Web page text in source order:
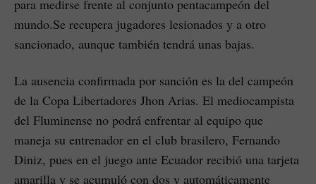
para medirse frente al conjunto pentacampeón del
mundo.Se recupera jugadores lesionados y a otro
sancionado, aunque también tendrá unas bajas.
La ausencia confirmada por sanción es la del campeón
de la Copa Libertadores Jhon Arias. El mediocampista
del Fluminense no podrá enfrentar al equipo que
maneja su entrenador en el club brasilero, Fernando
Diniz, pues en el juego ante Ecuador recibió una tarjeta
amarilla y se acumuló con dos y automáticamente